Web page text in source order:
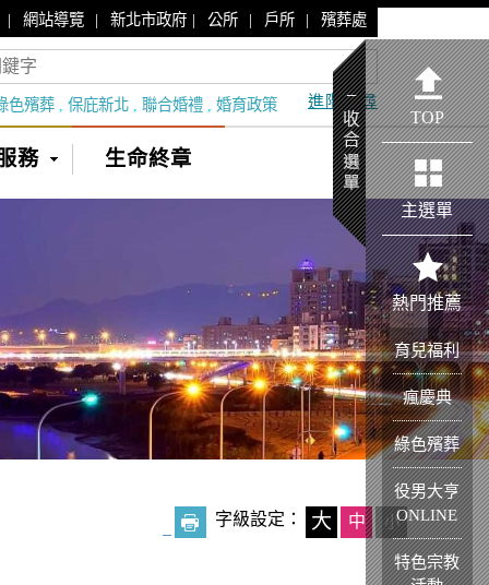
| 網站導覽 | 新北市政府 | 公所 | 戶所 | 殯葬處
色殯葬 保庇新北 聯合婚禮 婚育政策 進階搜尋
務 生命終章
字級設定： 大 中 小
TOP
主選單
熱門推薦
育兒福利
瘋慶典
綠色殯葬
役男大亨
ONLINE
特色宗教